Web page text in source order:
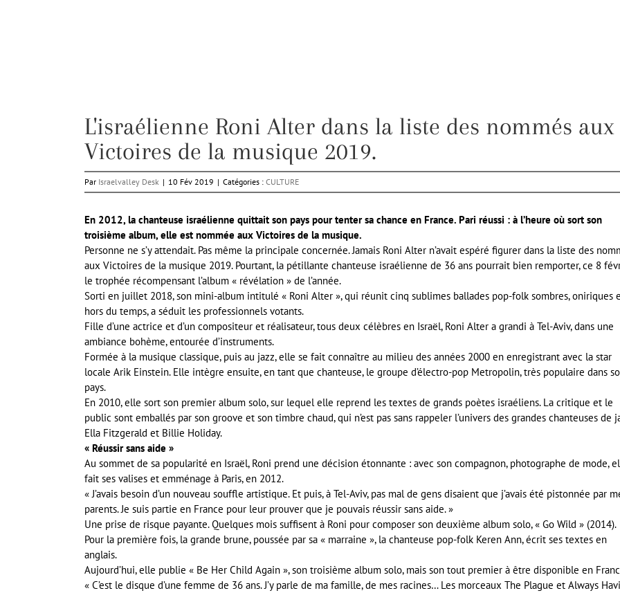
L'israélienne Roni Alter dans la liste des nommés aux
Victoires de la musique 2019.
Par Israelvalley Desk | 10 Fév 2019 | Catégories : CULTURE
En 2012, la chanteuse israélienne quittait son pays pour tenter sa chance en France. Pari réussi : à l’heure où sort son
troisième album, elle est nommée aux Victoires de la musique.
Personne ne s’y attendait. Pas même la principale concernée. Jamais Roni Alter n’avait espéré figurer dans la liste des
aux Victoires de la musique 2019. Pourtant, la pétillante chanteuse israélienne de 36 ans pourrait bien remporter, ce 8
le trophée récompensant l’album « révélation » de l’année.
Sorti en juillet 2018, son mini-album intitulé « Roni Alter », qui réunit cinq sublimes ballades pop-folk sombres, oniriques
hors du temps, a séduit les professionnels votants.
Fille d’une actrice et d’un compositeur et réalisateur, tous deux célèbres en Israël, Roni Alter a grandi à Tel-Aviv, dans une
ambiance bohème, entourée d’instruments.
Formée à la musique classique, puis au jazz, elle se fait connaître au milieu des années 2000 en enregistrant avec la star
locale Arik Einstein. Elle intègre ensuite, en tant que chanteuse, le groupe d’électro-pop Metropolin, très populaire dans
pays.
En 2010, elle sort son premier album solo, sur lequel elle reprend les textes de grands poètes israéliens. La critique et le
public sont emballés par son groove et son timbre chaud, qui n’est pas sans rappeler l’univers des grandes chanteuses de
Ella Fitzgerald et Billie Holiday.
« Réussir sans aide »
Au sommet de sa popularité en Israël, Roni prend une décision étonnante : avec son compagnon, photographe de mode,
fait ses valises et emménage à Paris, en 2012.
« J’avais besoin d’un nouveau souffle artistique. Et puis, à Tel-Aviv, pas mal de gens disaient que j’avais été pistonnée par
parents. Je suis partie en France pour leur prouver que je pouvais réussir sans aide. »
Une prise de risque payante. Quelques mois suffisent à Roni pour composer son deuxième album solo, « Go Wild » (2014).
Pour la première fois, la grande brune, poussée par sa « marraine », la chanteuse pop-folk Keren Ann, écrit ses textes en
anglais.
Aujourd’hui, elle publie « Be Her Child Again », son troisième album solo, mais son tout premier à être disponible en
« C’est le disque d’une femme de 36 ans. J’y parle de ma famille, de mes racines… Les morceaux The Plague et Always